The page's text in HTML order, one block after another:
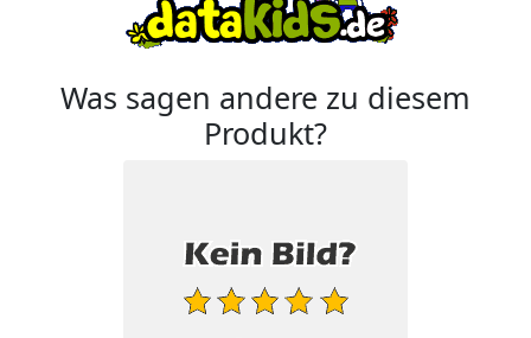
Was sagen andere zu diesem
Produkt?